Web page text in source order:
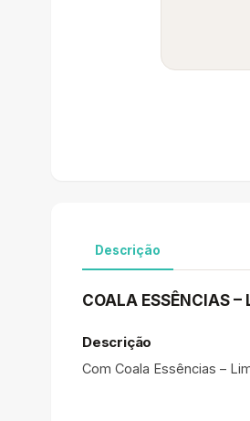
Descrição
COALA ESSÊNCIAS –
Descrição
Com Coala Essências –